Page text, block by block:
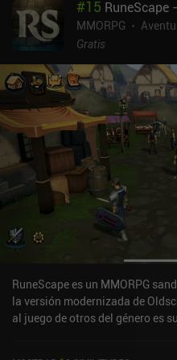
#15 RuneScape
MMORPG
Gratis
RuneScape es un MMORPG
la versión modernizada de
al juego de otros del género es